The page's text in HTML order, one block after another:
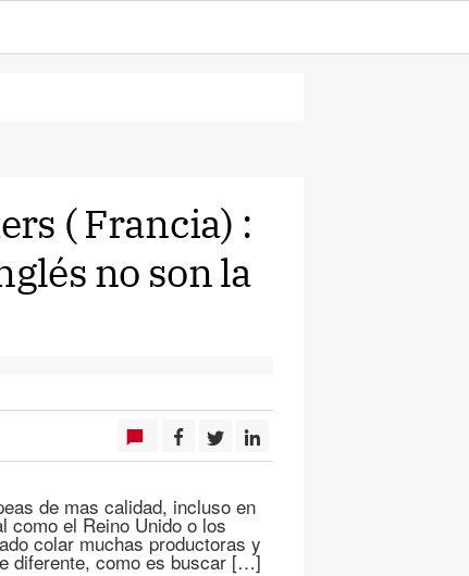
( Francia) :
no son la
de mas calidad, incluso en
como el Reino Unido o los
colar muchas productoras y
diferente, como es buscar […]